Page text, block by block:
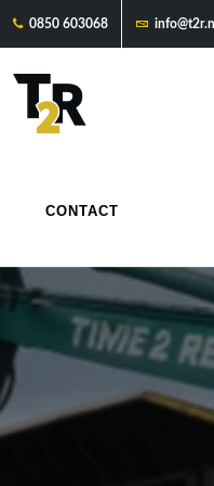
0850 603068 info@t2r.nl
€ 7.95/ton
CONTACT